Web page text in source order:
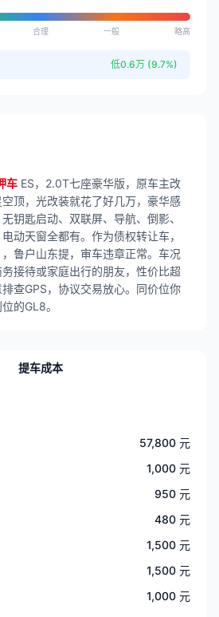
合理 一般 略高
低0.6万 (9.7%)
车 ES，2.0T七座豪华版，原车主改
顶，光改装就花了好几万，豪华感
钥匙启动、双联屏、导航、倒影、
动天窗全都有。作为债权转让车，
鲁户山东提，审车违章正常。车况
接待或家庭出行的朋友，性价比超
查GPS，协议交易放心。同价位你
的GL8。
提车成本
57,800 元
1,000 元
950 元
480 元
1,500 元
1,500 元
1,000 元